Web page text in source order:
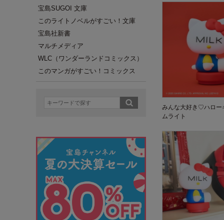
宝島SUGOI 文庫
このライトノベルがすごい！文庫
宝島社新書
マルチメディア
WLC（ワンダーランドコミックス）
このマンガがすごい！コミックス
みんな大好き♡ハロー
ムライト